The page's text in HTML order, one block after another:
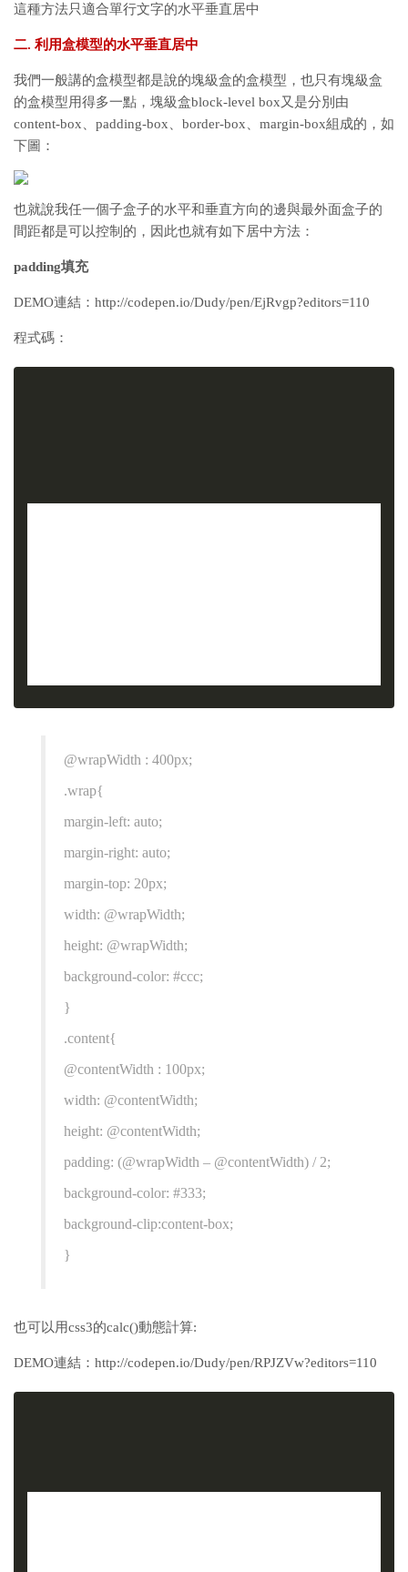
這種方法只適合單行文字的水平垂直居中
二. 利用盒模型的水平垂直居中
我們一般講的盒模型都是說的塊級盒的盒模型，也只有塊級盒
的盒模型用得多一點，塊級盒block-level box又是分別由
content-box、padding-box、border-box、margin-box組成的，如
下圖：
也就說我任一個子盒子的水平和垂直方向的邊與最外面盒子的
間距都是可以控制的，因此也就有如下居中方法：
padding填充
DEMO連結：http://codepen.io/Dudy/pen/EjRvgp?editors=110
程式碼：
@wrapWidth : 400px;
.wrap{
margin-left: auto;
margin-right: auto;
margin-top: 20px;
width: @wrapWidth;
height: @wrapWidth;
background-color: #ccc;
}
.content{
@contentWidth : 100px;
width: @contentWidth;
height: @contentWidth;
padding: (@wrapWidth – @contentWidth) / 2;
background-color: #333;
background-clip:content-box;
}
也可以用css3的calc()動態計算:
DEMO連結：http://codepen.io/Dudy/pen/RPJZVw?editors=110